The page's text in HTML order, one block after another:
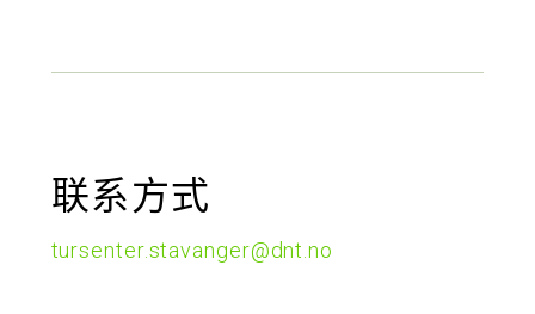
联系方式
tursenter.stavanger@dnt.no